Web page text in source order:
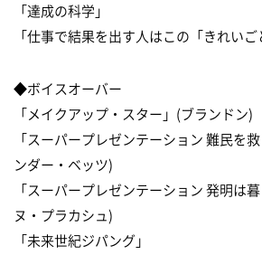
「達成の科学」
「仕事で結果を出す人はこの「きれいご
◆ボイスオーバー
「メイクアップ・スター」(ブランドン)
「スーパープレゼンテーション 難民を
ンダー・ベッツ)
「スーパープレゼンテーション 発明は
ヌ・プラカシュ)
「未来世紀ジパング」